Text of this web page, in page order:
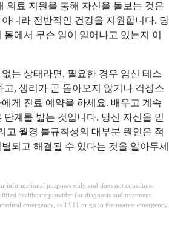
의료 지원을 통해 자신을 돌보는 것은
니라 전반적인 건강을 지원합니다. 당
에서 무슨 일이 일어나고 있는지 이
는 상태라면, 필요한 경우 임신 테스
고, 생리가 곧 돌아오지 않거나 걱정스
게 진료 예약을 하세요. 배우고 계속
단계를 밟는 것입니다. 당신 자신을 믿
고 월경 불규칙성의 대부분 원인은 적
되고 해결될 수 있다는 것을 알아두세
informational purposes only and does not constitute
healthcare provider for diagnosis and treatment
emergency, call 911 or go to the nearest emergency